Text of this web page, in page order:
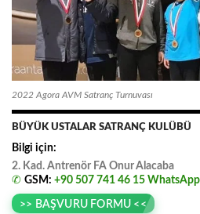
2022 Agora AVM Satranç Turnuvası
BÜYÜK USTALAR SATRANÇ KULÜBÜ
Bilgi için:
2. Kad. Antrenör FA Onur.Alacaba
✆ GSM: +90 507 741 46 15
>> BAŞVURU FORMU <<